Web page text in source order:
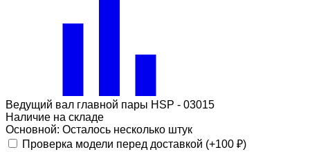
Ведущий вал главной пары HSP - 03015
Наличие на складе
Основной: Осталось несколько штук
Проверка модели перед доставкой (+100 ₽)